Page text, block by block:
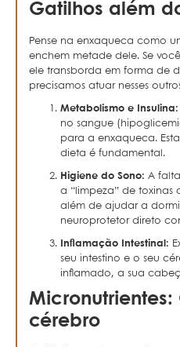
Gatilhos além
Pense na enxaqueca como
enchem metade dele. Se
ele transborda em forma de
precisamos atuar nesses
Metabolismo e Insulina:
no sangue
para a enxaqueca.
dieta é fundamental.
Higiene do Sono: A
a “limpeza” de toxinas
além de ajudar a
neuroprotetor direto
Inflamação Intestinal:
seu intestino e o seu
inflamado, a sua
cérebro